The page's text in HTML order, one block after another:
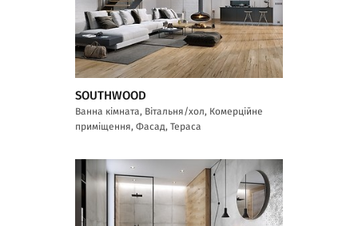
SOUTHWOOD
Ванна кімната, Вітальня/хол, Комерційне
приміщення, Фасад, Тераса